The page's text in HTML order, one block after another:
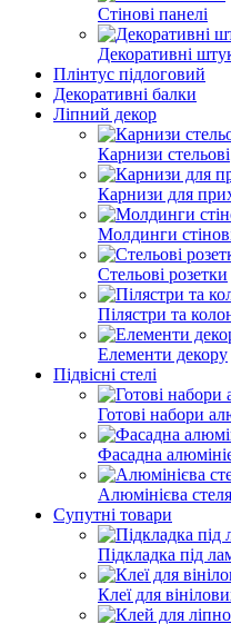
Стінові панелі
Декоративні
Плінтус підлоговий
Декоративні балки
Ліпний декор
Карнизи стельові
Карнизи для
Молдинги
Стельові розетки
Пілястри та
Елементи декору
Підвісні стелі
Готові набори
Фасадна
Алюмінієва
Супутні товари
Підкладка під
Клеї для